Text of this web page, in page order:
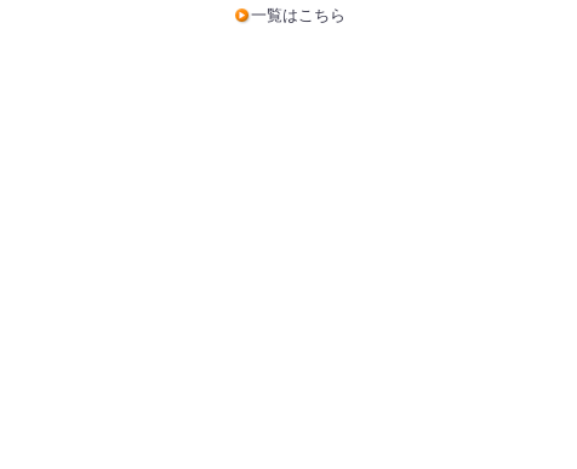
一覧はこちら